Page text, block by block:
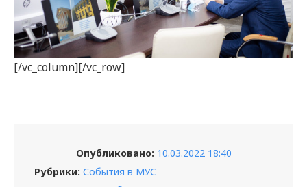
[/vc_column][/vc_row]
Опубликовано: 10.03.2022 18:40
Рубрики: События в МУС